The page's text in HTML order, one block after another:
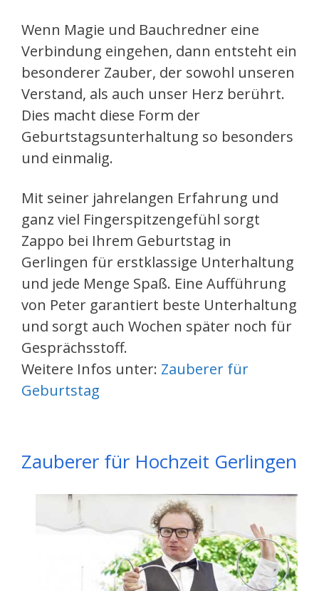
Wenn Magie und Bauchredner eine
Verbindung eingehen, dann entsteht ein
besonderer Zauber, der sowohl unseren
Verstand, als auch unser Herz berührt.
Dies macht diese Form der
Geburtstagsunterhaltung so besonders
und einmalig.
Mit seiner jahrelangen Erfahrung und
ganz viel Fingerspitzengefühl sorgt
Zappo bei Ihrem Geburtstag in
Gerlingen für erstklassige Unterhaltung
und jede Menge Spaß. Eine Aufführung
von Peter garantiert beste Unterhaltung
und sorgt auch Wochen später noch für
Gesprächsstoff.
Weitere Infos unter: Zauberer für
Geburtstag
Zauberer für Hochzeit Gerlingen